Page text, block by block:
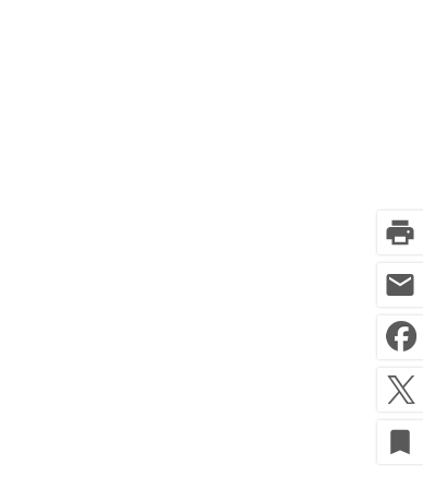
print
mail
bookmark